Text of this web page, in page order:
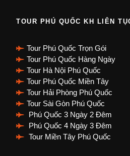
TOUR PHÚ QUỐC KH LIÊN
Tour Phú Quốc Trọn Gói
Tour Phú Quốc Hàng Ngày
Tour Hà Nội Phú Quốc
Tour Phú Quốc Miền Tây
Tour Hải Phòng Phú Quốc
Tour Sài Gòn Phú Quốc
Phú Quốc 3 Ngày 2 Đêm
Phú Quốc 4 Ngày 3 Đêm
Tour Miền Tây Phú Quốc